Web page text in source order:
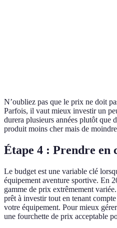
N’oubliez pas que le prix ne doit
Parfois, il vaut mieux investir un
durera plusieurs années plutôt que
produit moins cher mais de
Étape 4 : Prendre en
Le budget est une variable clé
équipement aventure sportive. En
gamme de prix extrêmement
prêt à investir tout en tenant
votre équipement. Pour mieux
une fourchette de prix acceptable